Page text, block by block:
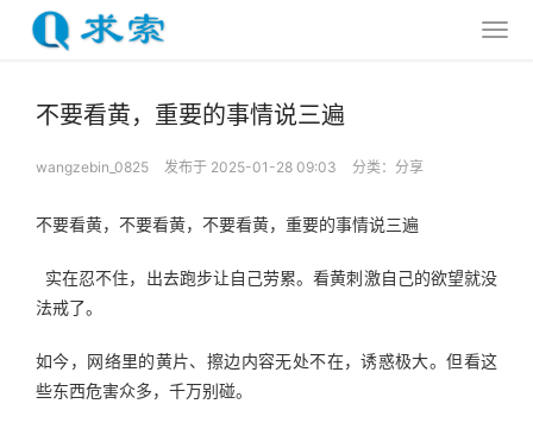
不要看黄，重要的事情说三遍
wangzebin_0825 发布于 2025-01-28 09:03 分类： 分享
不要看黄，不要看黄，不要看黄，重要的事情说三遍
实在忍不住，出去跑步让自己劳累。看黄刺激自己的欲望就没
法戒了。
如今，网络里的黄片、擦边内容无处不在，诱惑极大。但看这
些东西危害众多，千万别碰。